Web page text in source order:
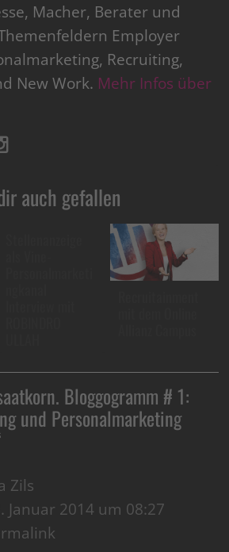
Macher, Berater und
Employer
Recruiting,
New Work. Mehr Infos über
auch gefallen
Bloggogramm # 1:
und Personalmarketing
Zils
Januar 2014 um 08:27